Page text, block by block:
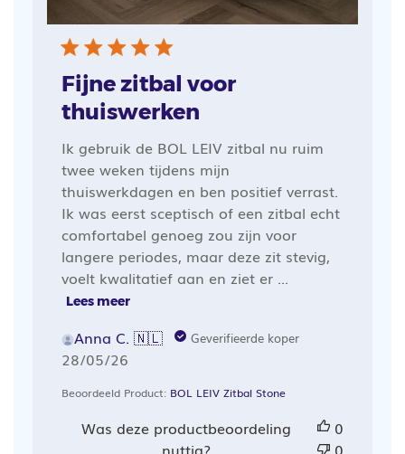
Fijne zitbal voor
thuiswerken
Ik gebruik de BOL LEIV zitbal nu ruim
twee weken tijdens mijn
thuiswerkdagen en ben positief verrast.
Ik was eerst sceptisch of een zitbal echt
comfortabel genoeg zou zijn voor
langere periodes, maar deze zit stevig,
voelt kwalitatief aan en ziet er ...
Lees meer
Anna C. 🇳🇱 Geverifieerde koper
Publicatiedatum
28/05/26
Beoordeeld Product: BOL LEIV Zitbal Stone
Was deze productbeoordeling
nuttig?
0
0